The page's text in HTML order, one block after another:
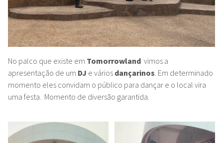
No palco que existe em Tomorrowland vimos a
apresentação de um DJ e vários dançarinos. Em determinado
momento eles convidam o público para dançar e o local vira
uma festa. Momento de diversão garantida.